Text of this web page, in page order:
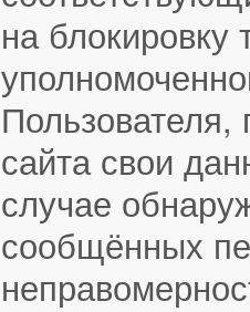
на блокировку
сайта свои
случае
сообщённых